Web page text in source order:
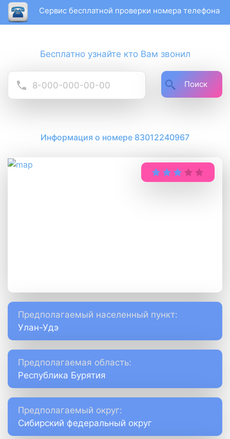
Сервис бесплатной проверки номера телефона
Бесплатно узнайте кто Вам звонил
Поиск
Информация о номере 83012240967
Предполагаемый населенный пункт:
Улан-Удэ
Предполагаемая область:
Республика Бурятия
Предполагаемый округ:
Сибирский федеральный округ